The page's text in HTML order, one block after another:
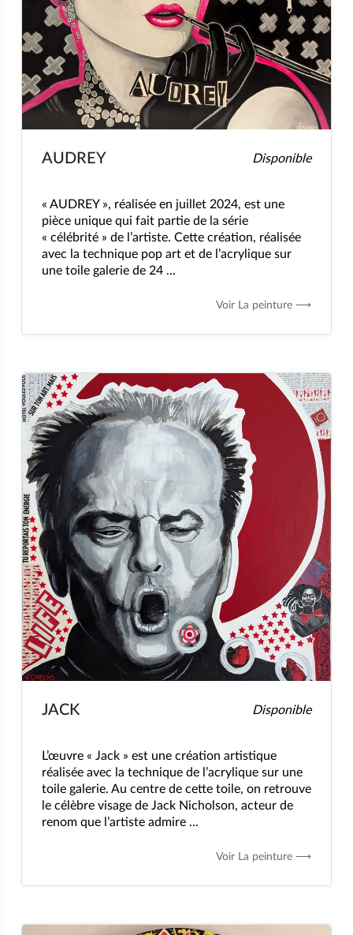
AUDREY Disponible
« AUDREY », réalisée en juillet 2024, est une
pièce unique qui fait partie de la série
« célébrité » de l’artiste. Cette création, réalisée
avec la technique pop art et de l’acrylique sur
une toile galerie de 24 ...
Voir La peinture ⟶
JACK Disponible
L’œuvre « Jack » est une création artistique
réalisée avec la technique de l’acrylique sur une
toile galerie. Au centre de cette toile, on retrouve
le célèbre visage de Jack Nicholson, acteur de
renom que l’artiste admire ...
Voir La peinture ⟶